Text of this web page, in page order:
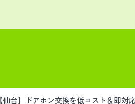
【仙台】ドアホン交換を低コスト＆即